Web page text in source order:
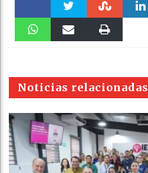
Faceboo Twitter Stumble
pt
Noticias relacionadas